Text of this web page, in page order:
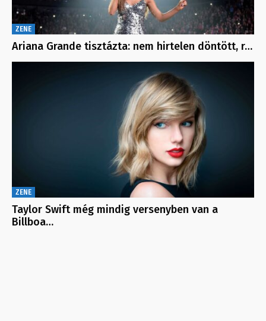
ZENE
Ariana Grande tisztázta: nem hirtelen döntött, r…
ZENE
Taylor Swift még mindig versenyben van a
Billboa…